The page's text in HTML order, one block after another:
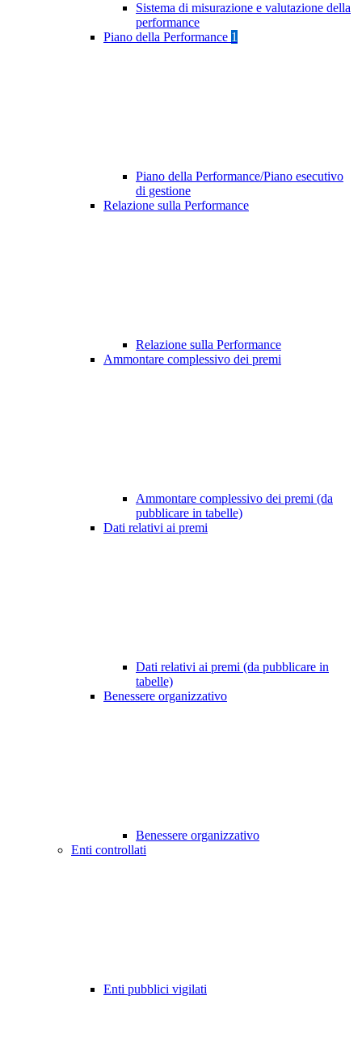
Sistema di misurazione e valutazione della
performance
Piano della Performance 1
Piano della Performance/Piano esecutivo
di gestione
Relazione sulla Performance
Relazione sulla Performance
Ammontare complessivo dei premi
Ammontare complessivo dei premi (da
pubblicare in tabelle)
Dati relativi ai premi
Dati relativi ai premi (da pubblicare in
tabelle)
Benessere organizzativo
Benessere organizzativo
Enti controllati
Enti pubblici vigilati